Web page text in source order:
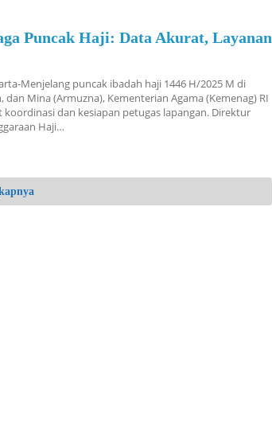
Puncak Haji: Data Akurat, Layanan
Menjelang puncak ibadah haji 1446 H/2025 M di
dan Mina (Armuzna), Kementerian Agama (Kemenag) RI
dan kesiapan petugas lapangan. Direktur
Haji…